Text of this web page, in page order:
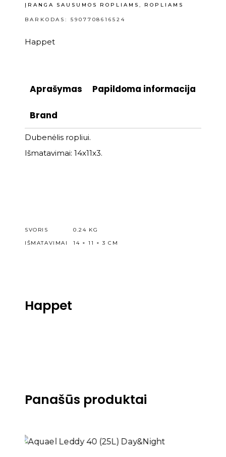
ĮRANGA SAUSUMOS ROPLIAMS , ROPLIAMS
BARKODAS: 5907708616524
Happet
Aprašymas Papildoma informacija
Brand
Dubenėlis ropliui.
Išmatavimai: 14x11x3.
SVORIS
0.24 KG
IŠMATAVIMAI
14 × 11 × 3 CM
Happet
Panašūs produktai